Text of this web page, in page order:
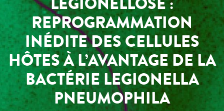
REPROGRAMMATION
INÉDITE DES CELLULES
HÔTES À L’AVANTAGE DE LA
BACTÉRIE LEGIONELLA
PNEUMOPHILA